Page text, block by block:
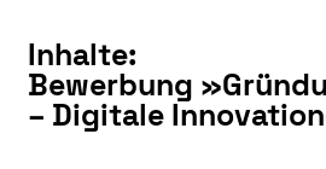
Inhalte:
Bewerbung
– Digitale